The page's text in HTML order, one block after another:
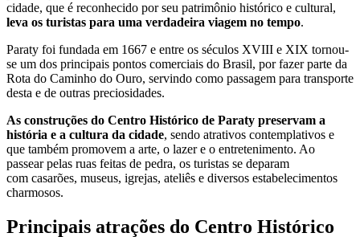
cidade, que é reconhecido por seu patrimônio histórico e cultural,
leva os turistas para uma verdadeira viagem no tempo.
Paraty foi fundada em 1667 e entre os séculos XVIII e XIX tornou-
se um dos principais pontos comerciais do Brasil, por fazer parte da
Rota do Caminho do Ouro, servindo como passagem para transporte
desta e de outras preciosidades.
As construções do Centro Histórico de Paraty preservam a
história e a cultura da cidade, sendo atrativos contemplativos e
que também promovem a arte, o lazer e o entretenimento. Ao
passear pelas ruas feitas de pedra, os turistas se deparam
com casarões, museus, igrejas, ateliês e diversos estabelecimentos
charmosos.
Principais atrações do Centro Histórico